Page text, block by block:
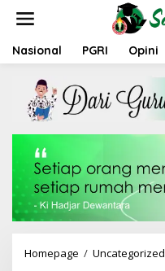
t
Nasional PGRI Opini
Homepage / Uncategorized